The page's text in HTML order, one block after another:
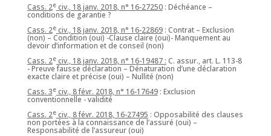
Cass. 2eciv., 18 janv. 2018, n° 16-27250: Déchéance –
conditions de garantie ?
Cass. 2eciv., 18 janv. 2018, n° 16-22869: Contrat – Exclusion
(non) – Condition (oui) -Clause claire (oui)- Manquement au
devoir d’information et de conseil (non)
Cass. 2eciv., 18 janv. 2018, n° 16-19487 : C. assur., art. L. 113-8
- Preuve fausse déclaration – Dénaturation d’une déclaration
exacte claire et précise (oui) – Nullité (non)
Cass. 3eciv., 8 févr. 2018, n° 16-17649: Exclusion
conventionnelle - validité
Cass. 2eciv., 8 févr. 2018, 16-27495 : Opposabilité des clauses
non portées à la connaissance de l’assuré (oui) –
Responsabilité de l’assureur (oui)